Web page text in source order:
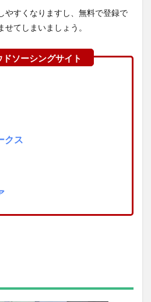
やすくなりますし、無料で登録で
せてしまいましょう。
クス